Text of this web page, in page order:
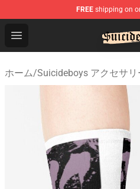
FREE shipping on
Open menu
$uicideboy$ Shop -
ホーム/Suicideboys アクセサリ